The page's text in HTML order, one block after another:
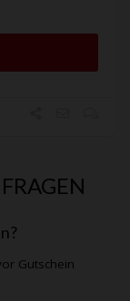
Gutschein